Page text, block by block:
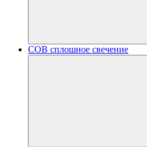
COB сплошное свечение